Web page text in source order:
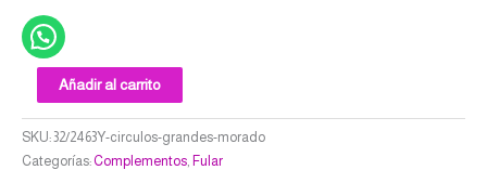
Añadir al carrito
SKU: 32/2463Y-circulos-grandes-morado
Categorías: Complementos Fular